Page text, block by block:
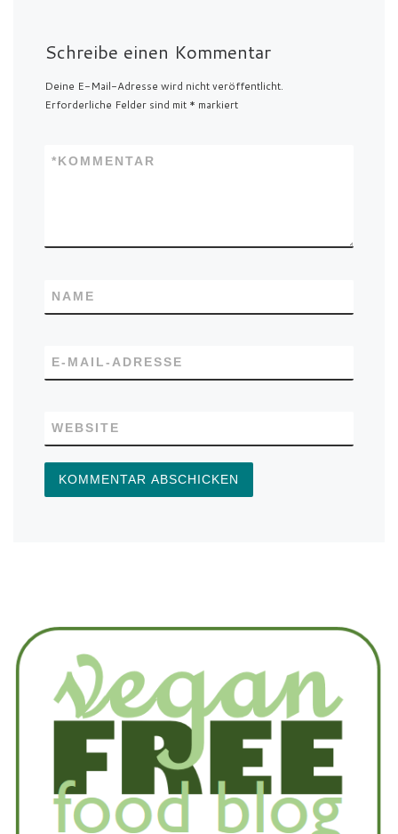
Schreibe einen Kommentar
Deine E-Mail-Adresse wird nicht veröffentlicht.
Erforderliche Felder sind mit * markiert
KOMMENTAR
*
NAME
E-MAIL-ADRESSE
WEBSITE